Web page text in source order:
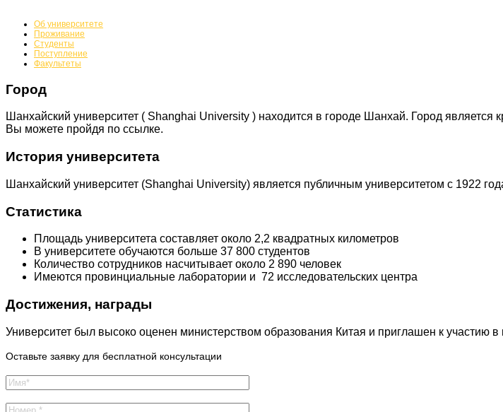
Об университете
Проживание
Студенты
Поступление
Факультеты
Город
Шанхайский университет ( Shanghai University ) находится в городе Шанхай. Город
Вы можете пройдя по ссылке.
История университета
Шанхайский университет (Shanghai University) является публичным университетом с 1922
Статистика
Площадь университета составляет около 2,2 квадратных километров
В университете обучаются больше 37 800 студентов
Количество сотрудников насчитывает около 2 890 человек
Имеются провинциальные лаборатории и 72 исследовательских центра
Достижения, награды
Университет был высоко оценен министерством образования Китая и приглашен к участию в
Оставьте заявку для бесплатной консультации